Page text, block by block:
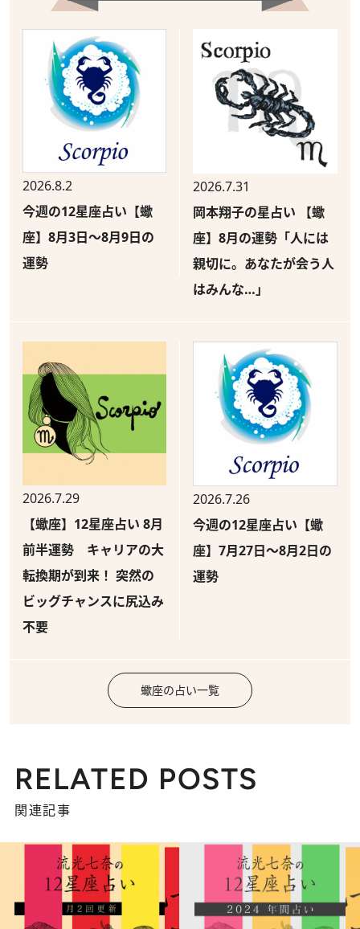
2026.8.2
今週の12星座占い【蠍
座】8月3日～8月9日の
運勢
2026.7.31
岡本翔子の星占い 【蠍
座】8月の運勢「人には
親切に。あなたが会う人
はみんな…」
2026.7.29
【蠍座】12星座占い 8月
前半運勢 キャリアの大
転換期が到来！ 突然の
ビッグチャンスに尻込み
不要
2026.7.26
今週の12星座占い【蠍
座】7月27日～8月2日の
運勢
蠍座の占い一覧
RELATED POSTS
関連記事